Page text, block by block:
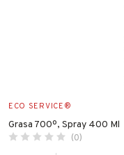
ECO SERVICE®
Grasa 700º, Spray 400 Ml
(0)